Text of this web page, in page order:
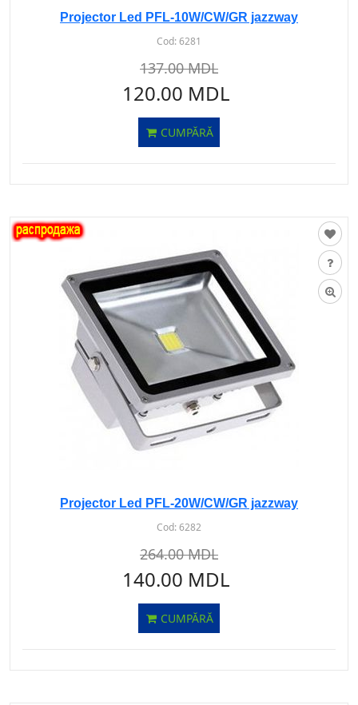
Projector Led PFL-10W/CW/GR jazzway
Cod:6281
137.00 MDL
120.00 MDL
CUMPĂRĂ
Projector Led PFL-20W/CW/GR jazzway
Cod:6282
264.00 MDL
140.00 MDL
CUMPĂRĂ